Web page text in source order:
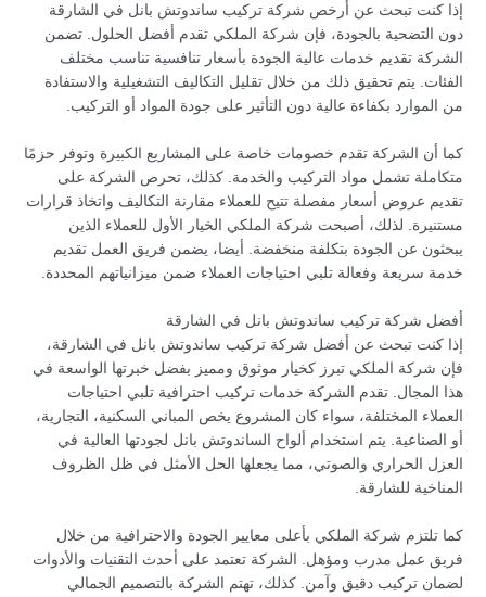
إذا كنت تبحث عن أرخص شركة تركيب ساندوتش بانل في الشارقة
دون التضحية بالجودة، فإن شركة الملكي تقدم أفضل الحلول. تضمن
الشركة تقديم خدمات عالية الجودة بأسعار تنافسية تناسب مختلف
الفئات. يتم تحقيق ذلك من خلال تقليل التكاليف التشغيلية والاستفادة
من الموارد بكفاءة عالية دون التأثير على جودة المواد أو التركيب.
كما أن الشركة تقدم خصومات خاصة على المشاريع الكبيرة وتوفر حزمًا
متكاملة تشمل مواد التركيب والخدمة. كذلك، تحرص الشركة على
تقديم عروض أسعار مفصلة تتيح للعملاء مقارنة التكاليف واتخاذ قرارات
مستنيرة. لذلك، أصبحت شركة الملكي الخيار الأول للعملاء الذين
يبحثون عن الجودة بتكلفة منخفضة. أيضا، يضمن فريق العمل تقديم
خدمة سريعة وفعالة تلبي احتياجات العملاء ضمن ميزانياتهم المحددة.
أفضل شركة تركيب ساندوتش بانل في الشارقة
إذا كنت تبحث عن أفضل شركة تركيب ساندوتش بانل في الشارقة،
فإن شركة الملكي تبرز كخيار موثوق ومميز بفضل خبرتها الواسعة في
هذا المجال. تقدم الشركة خدمات تركيب احترافية تلبي احتياجات
العملاء المختلفة، سواء كان المشروع يخص المباني السكنية، التجارية،
أو الصناعية. يتم استخدام ألواح الساندوتش بانل لجودتها العالية في
العزل الحراري والصوتي، مما يجعلها الحل الأمثل في ظل الظروف
المناخية للشارقة.
كما تلتزم شركة الملكي بأعلى معايير الجودة والاحترافية من خلال
فريق عمل مدرب ومؤهل. الشركة تعتمد على أحدث التقنيات والأدوات
لضمان تركيب دقيق وآمن. كذلك، تهتم الشركة بالتصميم الجمالي